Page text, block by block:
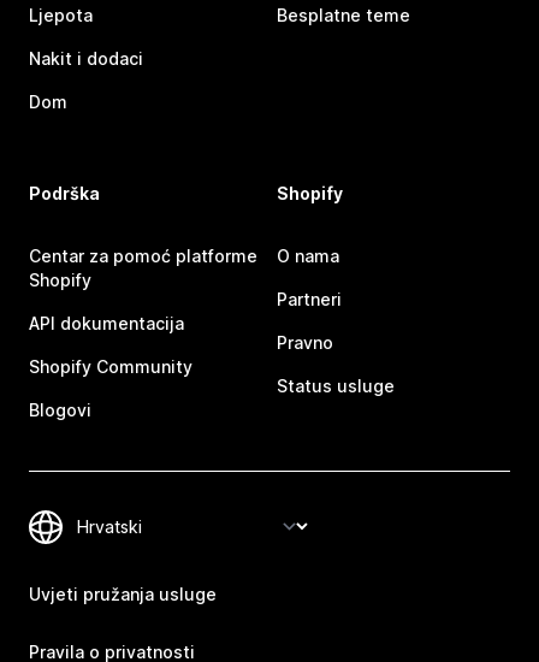
Ljepota
Nakit i dodaci
Dom
Besplatne teme
Podrška
Centar za pomoć platforme
Shopify
API dokumentacija
Shopify Community
Blogovi
Shopify
O nama
Partneri
Pravno
Status usluge
Uvjeti pružanja usluge
Pravila o privatnosti